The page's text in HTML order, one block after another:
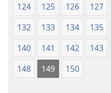
124
125 126 127
132
133 134 135
140
141 142 143
148
149 150